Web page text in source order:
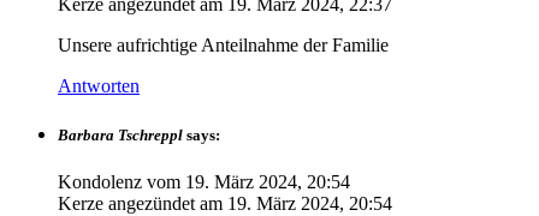
Kerze angezündet am 19. März 2024, 22:37
Unsere aufrichtige Anteilnahme der Familie
Antworten
Barbara Tschreppl says:
Kondolenz vom 19. März 2024, 20:54
Kerze angezündet am 19. März 2024, 20:54